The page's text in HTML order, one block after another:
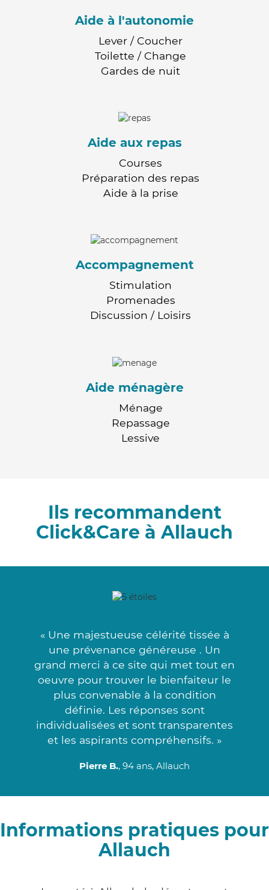
Aide à l'autonomie
Lever / Coucher
Toilette / Change
Gardes de nuit
Aide aux repas
Courses
Préparation des repas
Aide à la prise
Accompagnement
Stimulation
Promenades
Discussion / Loisirs
Aide ménagère
Ménage
Repassage
Lessive
Ils recommandent
Click&Care à Allauch
« Une majestueuse célérité tissée à
une prévenance généreuse . Un
grand merci à ce site qui met tout en
oeuvre pour trouver le bienfaiteur le
plus convenable à la condition
définie. Les réponses sont
individualisées et sont transparentes
et les aspirants compréhensifs. »
Pierre B., 94 ans, Allauch
Informations pratiques pour
Allauch